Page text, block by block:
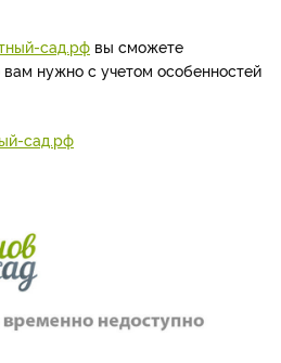
сад.рф вы сможете
вам нужно с учетом особенностей
сад.рф